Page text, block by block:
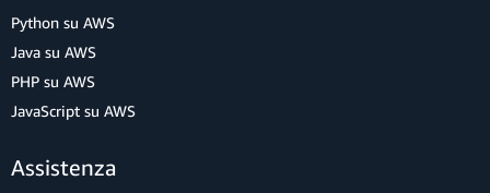
Python su AWS
Java su AWS
PHP su AWS
JavaScript su AWS
Assistenza